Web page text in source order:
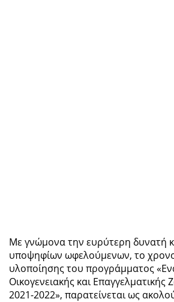
Με γνώμονα την ευρύτερη δυνατή
υποψηφίων ωφελούμενων, το
υλοποίησης του προγράμματος
Οικογενειακής και Επαγγελματικής
2021-2022», παρατείνεται ως